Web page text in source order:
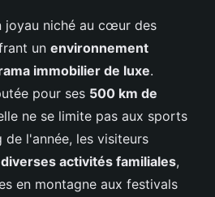
joyau niché au cœur des
un environnement
immobilier de luxe.
pour ses 500 km de
ne se limite pas aux sports
de l'année, les visiteurs
diverses activités familiales,
en montagne aux festivals